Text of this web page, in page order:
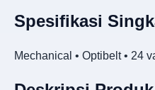
Spesifikasi
Mechanical • Optibelt • 24